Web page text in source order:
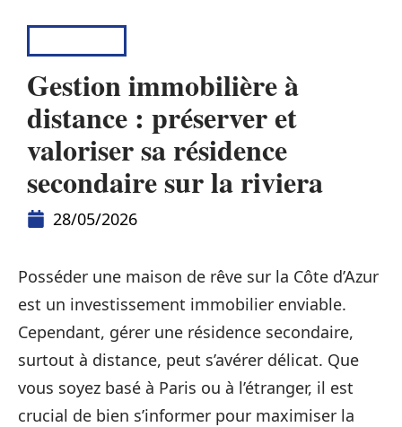
Gestion immobilière à
distance : préserver et
valoriser sa résidence
secondaire sur la riviera
28/05/2026
Posséder une maison de rêve sur la Côte d’Azur
est un investissement immobilier enviable.
Cependant, gérer une résidence secondaire,
surtout à distance, peut s’avérer délicat. Que
vous soyez basé à Paris ou à l’étranger, il est
crucial de bien s’informer pour maximiser la